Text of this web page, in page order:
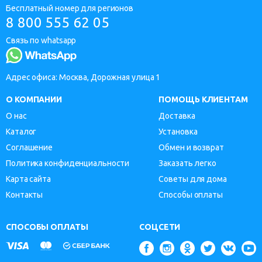
Бесплатный номер для регионов
8 800 555 62 05
Связь по whatsapp
Адрес офиса: Москва, Дорожная улица 1
О КОМПАНИИ
О нас
Каталог
Соглашение
Политика конфиденциальности
Карта сайта
Контакты
ПОМОЩЬ КЛИЕНТАМ
Доставка
Установка
Обмен и возврат
Заказать легко
Советы для дома
Способы оплаты
СПОСОБЫ ОПЛАТЫ СОЦСЕТИ